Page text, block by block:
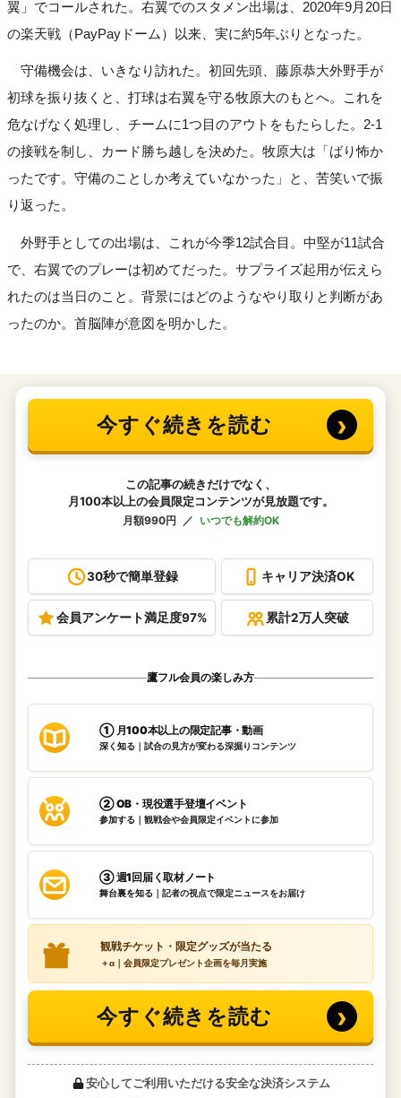
翼」でコールされた。右翼でのスタメン出場は、2020年9月20日
の楽天戦（PayPayドーム）以来、実に約5年ぶりとなった。
守備機会は、いきなり訪れた。初回先頭、藤原恭大外野手が
初球を振り抜くと、打球は右翼を守る牧原大のもとへ。これを
危なげなく処理し、チームに1つ目のアウトをもたらした。2-1
の接戦を制し、カード勝ち越しを決めた。牧原大は「ばり怖か
ったです。守備のことしか考えていなかった」と、苦笑いで振
り返った。
外野手としての出場は、これが今季12試合目。中堅が11試合
で、右翼でのプレーは初めてだった。サプライズ起用が伝えら
れたのは当日のこと。背景にはどのようなやり取りと判断があ
ったのか。首脳陣が意図を明かした。